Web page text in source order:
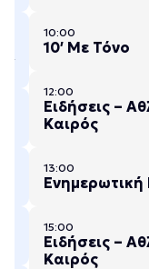
10:00
10′ Με Τόνο
12:00
Ειδήσεις –
Καιρός
13:00
15:00
Ειδήσεις –
Καιρός